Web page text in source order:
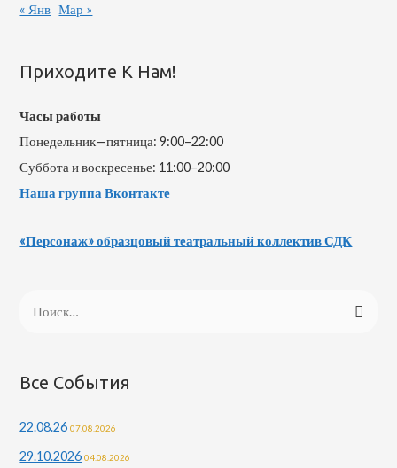
« Янв Мар »
Приходите К Нам!
Часы работы
Понедельник—пятница: 9:00–22:00
Суббота и воскресенье: 11:00–20:00
Наша группа Вконтакте
«Персонаж» образцовый театральный коллектив СДК
т
:
Все События
22.08.26 07.08.2026
29.10.2026 04.08.2026